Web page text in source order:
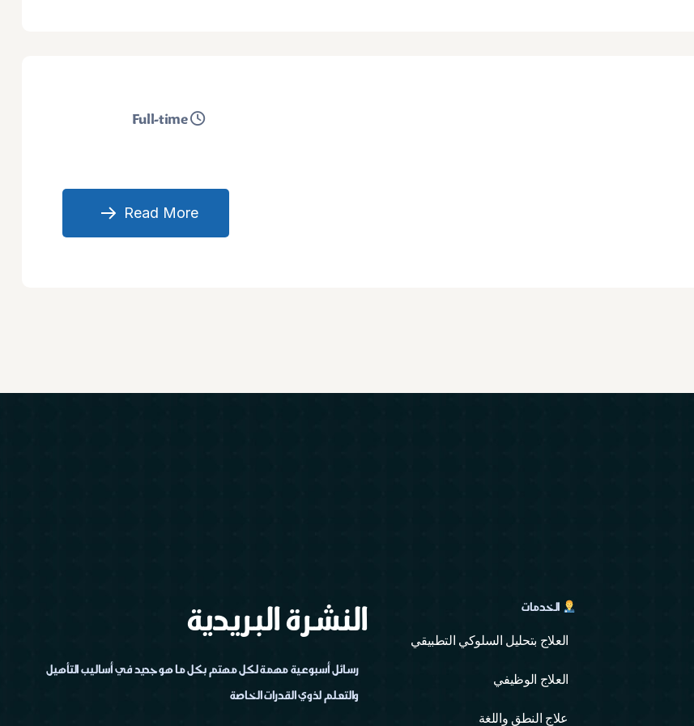
Full-time
Read More
الخدمات
العلاج بتحليل السلوكي التطبيقي
العلاج الوظيفي
علاج النطق واللغة
النشرة البريدية
رسائل أسبوعية مهمة لكل مهتم بكل ما هو جديد في أساليب التأهيل
والتعلم لذوي القدرات الخاصة